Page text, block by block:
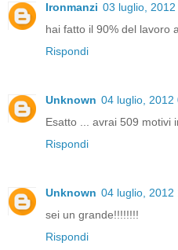
Ironmanzi 03 luglio,
hai fatto il 90% del lavoro
Rispondi
Unknown 04 luglio, 2012
Esatto ... avrai 509 motivi
Rispondi
Unknown 04 luglio, 2012
sei un grande!!!!!!!!
Rispondi